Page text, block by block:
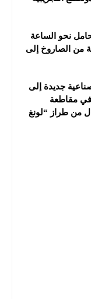
نحو الساعة
من الصاروخ إلى
جديدة إلى
في مقاطعة
من طراز “لونغ